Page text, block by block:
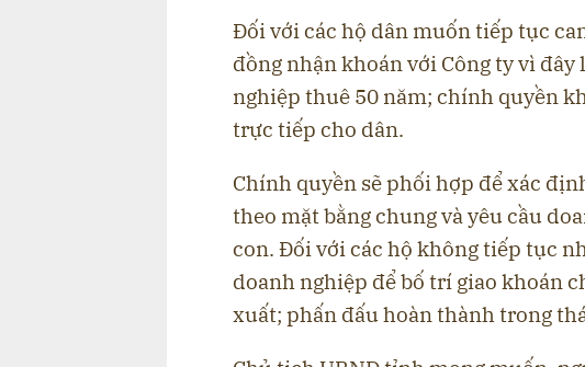
Đối với các hộ dân muốn tiếp tục
đồng nhận khoán với Công ty vì
nghiệp thuê 50 năm; chính quyền
trực tiếp cho dân.
Chính quyền sẽ phối hợp để xác
theo mặt bằng chung và yêu cầu
con. Đối với các hộ không tiếp tục
doanh nghiệp để bố trí giao khoán
xuất; phấn đấu hoàn thành trong